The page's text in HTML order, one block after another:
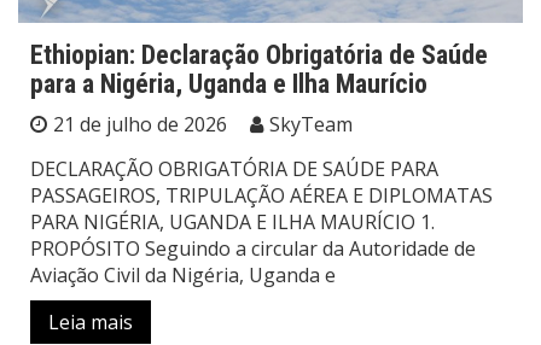
Ethiopian: Declaração Obrigatória de Saúde
para a Nigéria, Uganda e Ilha Maurício
21 de julho de 2026
SkyTeam
DECLARAÇÃO OBRIGATÓRIA DE SAÚDE PARA
PASSAGEIROS, TRIPULAÇÃO AÉREA E DIPLOMATAS
PARA NIGÉRIA, UGANDA E ILHA MAURÍCIO 1.
PROPÓSITO Seguindo a circular da Autoridade de
Aviação Civil da Nigéria, Uganda e
Leia mais